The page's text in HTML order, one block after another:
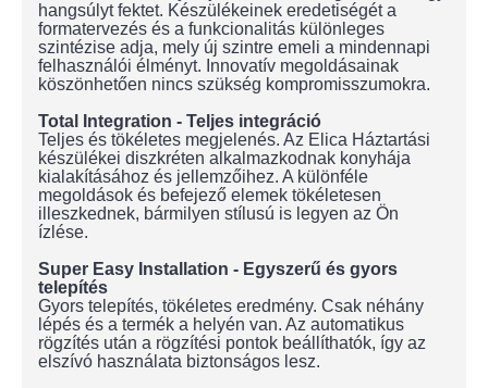
hangsúlyt fektet. Készülékeinek eredetiségét a
formatervezés és a funkcionalitás különleges
szintézise adja, mely új szintre emeli a mindennapi
felhasználói élményt. Innovatív megoldásainak
köszönhetően nincs szükség kompromisszumokra.
Total Integration - Teljes integráció
Teljes és tökéletes megjelenés. Az Elica Háztartási
készülékei diszkréten alkalmazkodnak konyhája
kialakításához és jellemzőihez. A különféle
megoldások és befejező elemek tökéletesen
illeszkednek, bármilyen stílusú is legyen az Ön
ízlése.
Super Easy Installation - Egyszerű és gyors
telepítés
Gyors telepítés, tökéletes eredmény. Csak néhány
lépés és a termék a helyén van. Az automatikus
rögzítés után a rögzítési pontok beállíthatók, így az
elszívó használata biztonságos lesz.